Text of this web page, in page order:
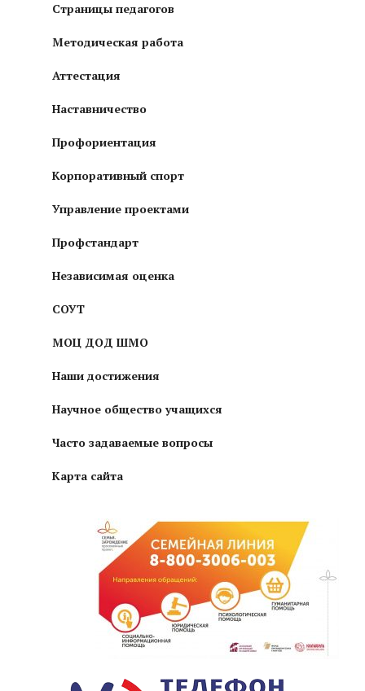
Страницы педагогов
Методическая работа
Аттестация
Наставничество
Профориентация
Корпоративный спорт
Управление проектами
Профстандарт
Независимая оценка
СОУТ
МОЦ ДОД ШМО
Наши достижения
Научное общество учащихся
Часто задаваемые вопросы
Карта сайта